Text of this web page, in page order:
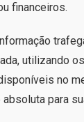
financeiros.
utilizando
no
para